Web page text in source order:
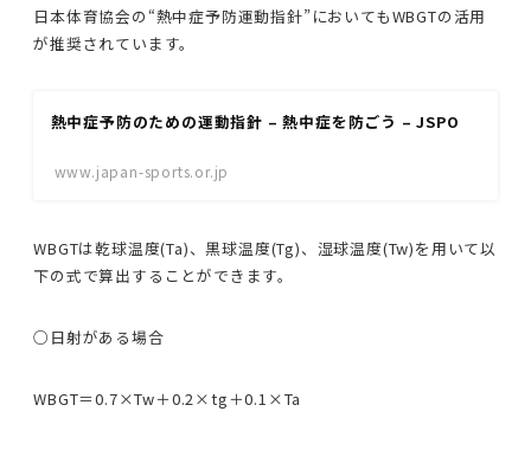
日本体育協会の“熱中症予防運動指針”においてもWBGTの活用
が推奨されています。
熱中症予防のための運動指針 – 熱中症を防ごう – JSPO
www.japan-sports.or.jp
WBGTは乾球温度(Ta)、黒球温度(Tg)、湿球温度(Tw)を用いて以
下の式で算出することができます。
○日射がある場合
WBGT＝0.7×Tw＋0.2×tg＋0.1×Ta